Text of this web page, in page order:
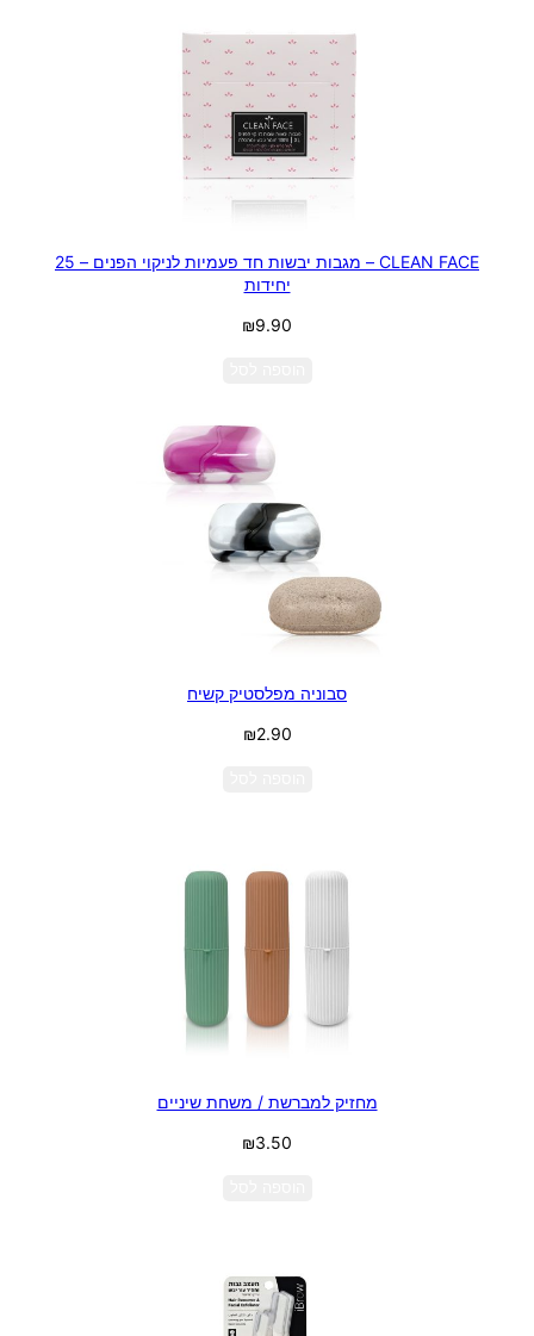
CLEAN FACE – מגבות יבשות חד פעמיות לניקוי הפנים – 25
יחידות
₪9.90
סבוניה מפלסטיק קשיח
₪2.90
מחזיק למברשת / משחת שיניים
₪3.50